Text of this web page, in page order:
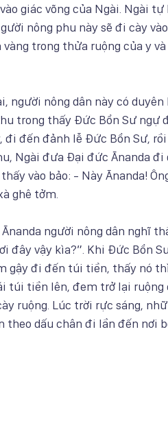
giác võng của Ngài. Ngài tự
nông phu này sẽ đi cày vào
trong thửa ruộng của y và
người nông dân này có duyên
trong thấy Đức Bổn Sư ngự
đi đến đảnh lễ Đức Bổn Sư,
Ngài đưa Đại đức Ānanda
vào bảo: - Này Ānanda!
ghê tởm.
người nông dân nghĩ
đây vậy kìa?”. Khi Đức Bổn
gậy đi đến túi tiền, thấy nó
túi tiền lên, đem trở lại ruộng
ruộng. Lúc trời rực sáng,
dấu chân đi lần đến nơi